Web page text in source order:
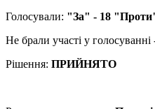
Голосували: "За" - 18
Не брали участі у голосуванні
Рішення: ПРИЙНЯТО